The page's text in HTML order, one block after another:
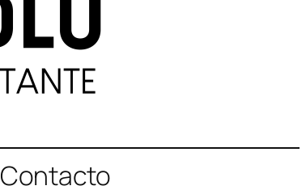
Contacto